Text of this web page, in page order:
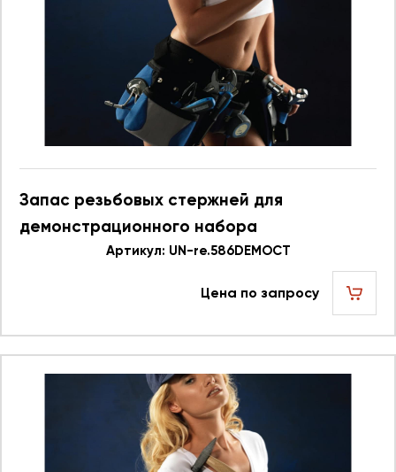
Запас резьбовых стержней для
демонстрационного набора
586.596DEMOCT UN re.586DEMOCT 623748
Артикул: UN-re.586DEMOCT
Цена по запросу